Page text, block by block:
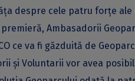
despre cele patru forțe
Ambasadorii
ce va fi găzduită de
și Voluntarii vor avea